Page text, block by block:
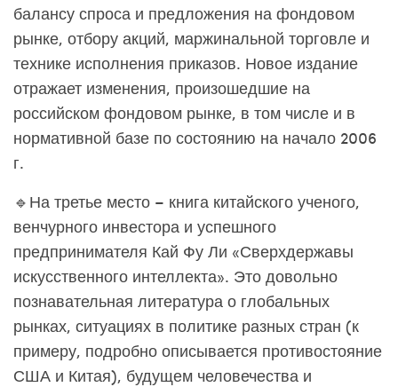
балансу спроса и предложения на фондовом
рынке, отбору акций, маржинальной торговле и
технике исполнения приказов. Новое издание
отражает изменения, произошедшие на
российском фондовом рынке, в том числе и в
нормативной базе по состоянию на начало 2006
г.
🔹На третье место – книга китайского ученого,
венчурного инвестора и успешного
предпринимателя Кай Фу Ли «Сверхдержавы
искусственного интеллекта». Это довольно
познавательная литература о глобальных
рынках, ситуациях в политике разных стран (к
примеру, подробно описывается противостояние
США и Китая), будущем человечества и